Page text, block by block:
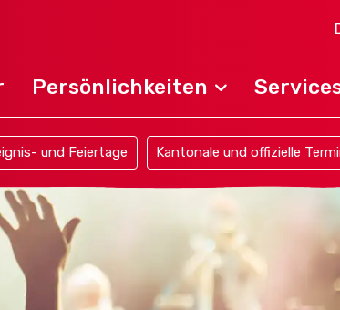
Persönlichkeiten
und Feiertage Kantonale und offizielle